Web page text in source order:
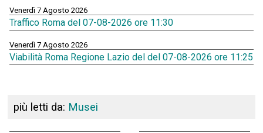
Venerdì 7 Agosto 2026
Traffico Roma del 07-08-2026 ore 11:30
Venerdì 7 Agosto 2026
Viabilità Roma Regione Lazio del del 07-08-2026 ore 11:25
più letti da: Musei